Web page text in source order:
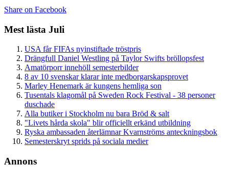
Share on Facebook
Mest lästa Juli
USA får FIFAs nyinstiftade tröstpris
Drängfull Daniel Westling på Taylor Swifts bröllopsfest
Amatörporr innehöll semesterbilder
8 av 10 svenskar klarar inte medborgarskapsprovet
Marley Henemark är kungens hemliga son
Tusentals klagomål på Sweden Rock Festival - 38 personer
duschade
Alla butiker i Stockholm nu bara Bröd & salt
"Livets hårda skola" blir officiellt erkänd utbildning
Ryska ambassaden återlämnar Kvarnströms anteckningsbok
Semesterskryt sprids på sociala medier
Annons